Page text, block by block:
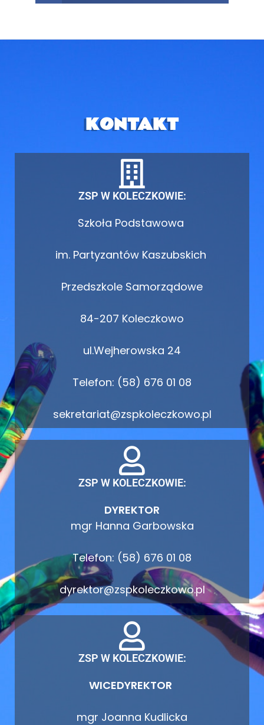
KONTAKT
ZSP W KOLECZKOWIE:
Szkoła Podstawowa
im. Partyzantów Kaszubskich
Przedszkole Samorządowe
84-207 Koleczkowo
ul.Wejherowska 24
Telefon: (58) 676 01 08
sekretariat@zspkoleczkowo.pl
ZSP W KOLECZKOWIE:
DYREKTOR
mgr Hanna Garbowska
Telefon: (58) 676 01 08
dyrektor@zspkoleczkowo.pl
ZSP W KOLECZKOWIE:
WICEDYREKTOR
mgr Joanna Kudlicka